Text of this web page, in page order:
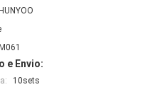
e Envio:
10sets